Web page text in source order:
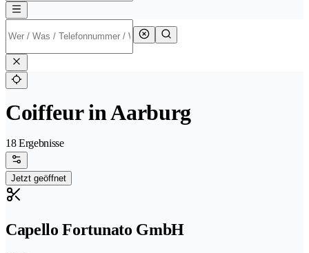
Coiffeur in Aarburg
18 Ergebnisse
Jetzt geöffnet
Capello Fortunato GmbH